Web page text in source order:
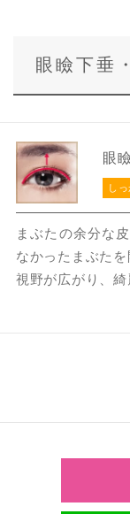
眼瞼下垂
眼
し
まぶたの余分な
なかったまぶた
視野が広がり、